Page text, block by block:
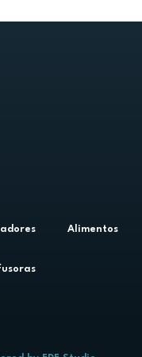
Alimentos